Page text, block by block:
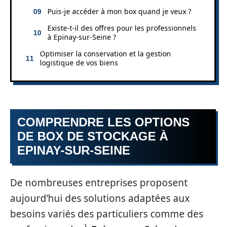
Puis-je accéder à mon box quand je veux ?
Existe-t-il des offres pour les professionnels
à Epinay-sur-Seine ?
Optimiser la conservation et la gestion
logistique de vos biens
COMPRENDRE LES OPTIONS
DE BOX DE STOCKAGE À
EPINAY-SUR-SEINE
De nombreuses entreprises proposent
aujourd’hui des solutions adaptées aux
besoins variés des particuliers comme des